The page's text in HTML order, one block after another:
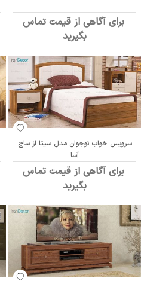
برای آگاهی از قیمت تماس
بگیرید
سرویس خواب نوجوان مدل سیتا از ساج
آسا
برای آگاهی از قیمت تماس
بگیرید